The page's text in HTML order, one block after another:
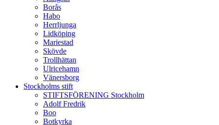
Borås
Habo
Herrljunga
Lidköping
Mariestad
Skövde
Trollhättan
Ulricehamn
Vänersborg
Stockholms stift
STIFTSFÖRENING Stockholm
Adolf Fredrik
Boo
Botkyrka